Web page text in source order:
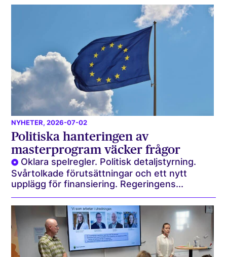
NYHETER, 2026-07-02
Politiska hanteringen av
masterprogram väcker frågor
Oklara spelregler. Politisk detaljstyrning.
Svårtolkade förutsättningar och ett nytt
upplägg för finansiering. Regeringens...